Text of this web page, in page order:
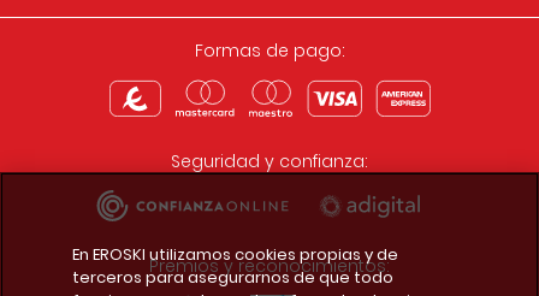
Formas de pago:
Seguridad y confianza:
Premios y reconocimientos:
En EROSKI utilizamos cookies propias y de
terceros para asegurarnos de que todo